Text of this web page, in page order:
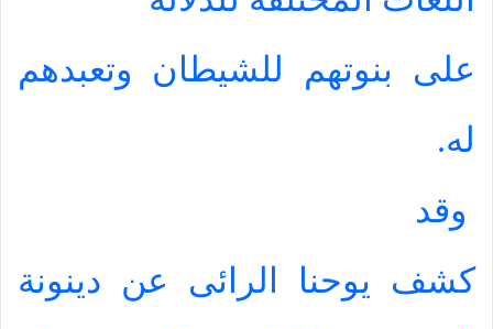
على بنوتهم للشيطان وتعبدهم
له.
وقد
كشف يوحنا الرائى عن دينونة